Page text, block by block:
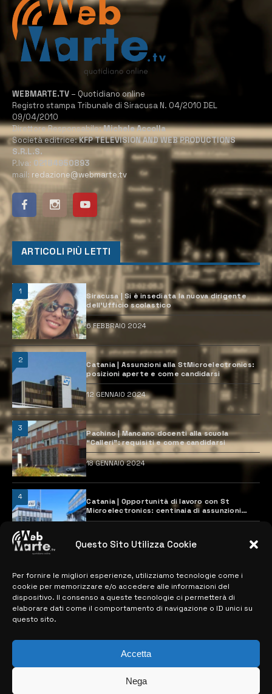
Questo Sito Utilizza Cookie
Per fornire le migliori esperienze, utilizziamo tecnologie come i
cookie per memorizzare e/o accedere alle informazioni del
dispositivo. Il consenso a queste tecnologie ci permetterà di
elaborare dati come il comportamento di navigazione o ID unici su
questo sito.
Accetta
Nega
WEBMARTE.TV – Quotidiano online
Registro stampa Tribunale di Siracusa N. 04/2010 DEL
09/04/2010
Direttore Responsabile:Michele Accolla
Società editrice:KFP TELEVISION AND WEB PRODUCTIONS
S.R.L.S.
P.Iva: 02184950893
mail: redazione@webmarte.tv
ARTICOLI PIÙ LETTI
1
Siracusa | Si è insediata la nuova dirigente
dell’Ufficio scolastico
6 FEBBRAIO 2024
2
Catania | Assunzioni alla StMicroelectronics:
posizioni aperte e come candidarsi
12 GENNAIO 2024
3
Pachino | Mancano docenti alla scuola
“Calleri”: requisiti e come candidarsi
18 GENNAIO 2024
4
Catania | Opportunità di lavoro con St
Microelectronics: centinaia di assunzioni
previste
MAPPA DEL SITO
> NOTIZIE